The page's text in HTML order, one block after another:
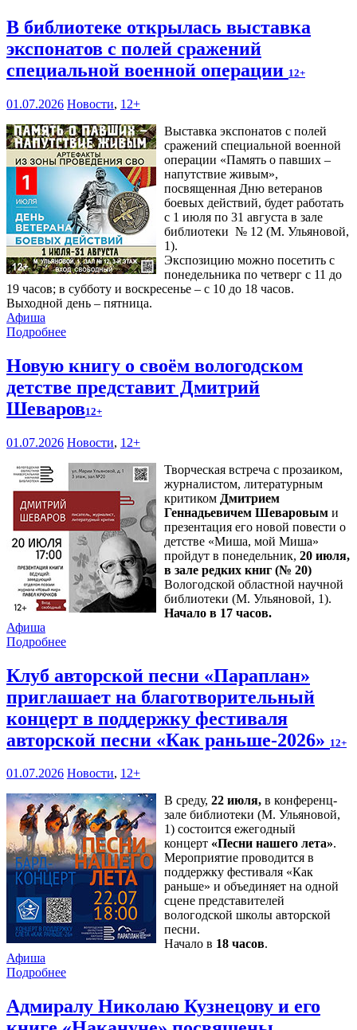
В библиотеке открылась выставка
экспонатов с полей сражений
специальной военной операции 12+
01.07.2026 Новости, 12+
Выставка экспонатов с полей
сражений специальной военной
операции «Память о павших –
напутствие живым»,
посвященная Дню ветеранов
боевых действий, будет работать
с 1 июля по 31 августа в зале
библиотеки № 12 (М. Ульяновой,
1).
Экспозицию можно посетить с
понедельника по четверг с 11 до
19 часов; в субботу и воскресенье – с 10 до 18 часов.
Выходной день – пятница.
Афиша
Подробнее
Новую книгу о своём вологодском
детстве представит Дмитрий
Шеваров12+
01.07.2026 Новости, 12+
Творческая встреча с прозаиком,
журналистом, литературным
критиком Дмитрием
Геннадьевичем Шеваровым и
презентация его новой повести о
детстве «Миша, мой Миша»
пройдут в понедельник, 20 июля,
в зале редких книг (№ 20)
Вологодской областной научной
библиотеки (М. Ульяновой, 1).
Начало в 17 часов.
Афиша
Подробнее
Клуб авторской песни «Параплан»
приглашает на благотворительный
концерт в поддержку фестиваля
авторской песни «Как раньше-2026» 12+
01.07.2026 Новости, 12+
В среду, 22 июля, в конференц-
зале библиотеки (М. Ульяновой,
1) состоится ежегодный
концерт «Песни нашего лета».
Мероприятие проводится в
поддержку фестиваля «Как
раньше» и объединяет на одной
сцене представителей
вологодской школы авторской
песни.
Начало в 18 часов.
Афиша
Подробнее
Адмиралу Николаю Кузнецову и его